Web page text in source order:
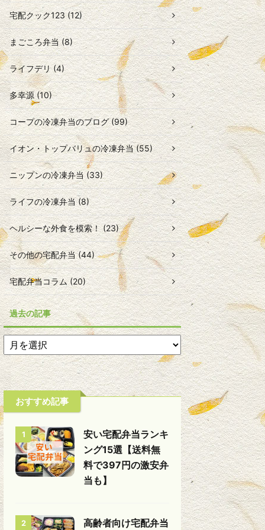
宅配クック123 (12)
まごころ弁当 (8)
ライフデリ (4)
多幸源 (10)
コープの冷凍弁当のブログ (99)
イオン・トップバリュの冷凍弁当 (55)
ニップンの冷凍弁当 (33)
ライフの冷凍弁当 (8)
ヘルシーな外食を模索！ (23)
その他の宅配弁当 (44)
宅配弁当コラム (20)
過去の記事
おすすめ記事
1
安い宅配弁当ランキ
ング15選【送料無
料で397円の激安弁
当も】
2 高齢者向け宅配弁当